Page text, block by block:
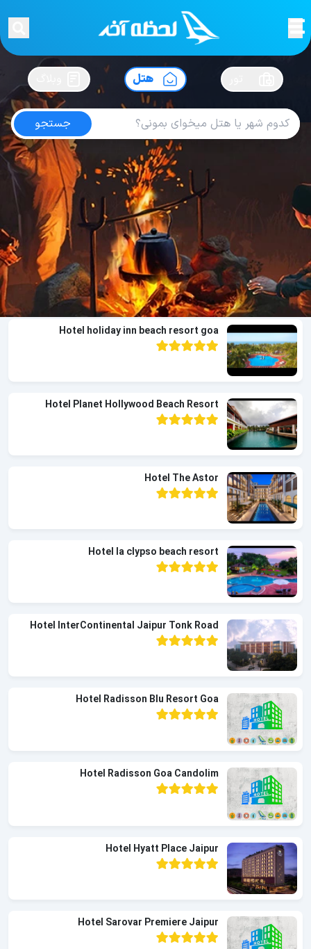
لحظه آخرسفرت رو بساز !
هتل
جستجو
هتل های هند
3.8 از5| از102 کاربر
لحظه آخر هتل های هند
Hotel Holiday Inn Goa Candolim
Hotel holiday inn beach resort goa
Hotel Planet Hollywood Beach Resort
Hotel The Astor
Hotel la clypso beach resort
Hotel InterContinental Jaipur Tonk Road
Hotel Radisson Blu Resort Goa
Hotel Radisson Goa Candolim
Hotel Hyatt Place Jaipur
Hotel Sarovar Premiere Jaipur